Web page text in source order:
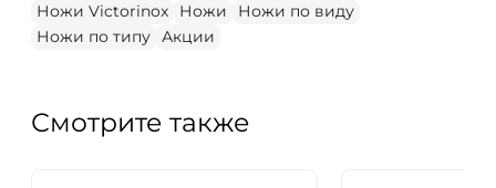
Ножи Victorinox
Ножи
Ножи по виду
Ножи по типу Акции
Смотрите также